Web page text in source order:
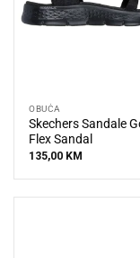
OBUĆA
Skechers Sandale
Flex Sandal
135,00 KM